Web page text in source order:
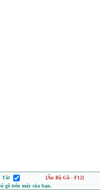
Tắt
[Ẩn Bộ Gõ - F12]
gõ trên máy của bạn.